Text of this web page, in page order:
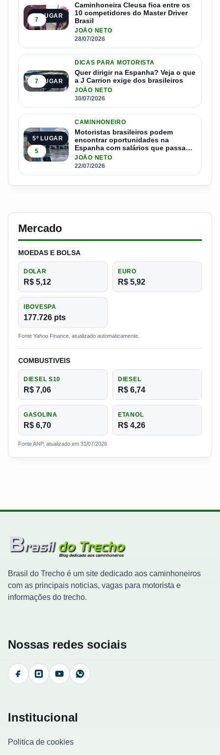
3º LUGAR
7
Caminhoneira Cleusa fica entre os
10 competidores do Master Driver
Brasil
JOÃO NETO
28/07/2026
4º LUGAR
7
DICAS PARA MOTORISTA
Quer dirigir na Espanha? Veja o que
a J Carrion exige dos brasileiros
JOÃO NETO
30/07/2026
5º LUGAR
5
CAMINHONEIRO
Motoristas brasileiros podem
encontrar oportunidades na
Espanha com salários que passam
de R$ 17 mil por mês
JOÃO NETO
22/07/2026
Mercado
MOEDAS E BOLSA
DOLAR
R$ 5,12
EURO
R$ 5,92
IBOVESPA
177.726 pts
Fonte Yahoo Finance, atualizado automaticamente.
COMBUSTIVEIS
DIESEL S10
R$ 7,06
DIESEL
R$ 6,74
GASOLINA
R$ 6,70
ETANOL
R$ 4,26
Fonte ANP, atualizado em 31/07/2026
Brasil do Trecho é um site dedicado aos caminhoneiros
com as principais noticias, vagas para motorista e
informações do trecho.
Nossas redes sociais
FacebookInstagramYouTubeWhatsApp
Institucional
Politica de cookies